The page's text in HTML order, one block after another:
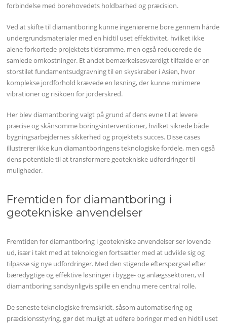
forbindelse med borehovedets holdbarhed og præcision.
Ved at skifte til diamantboring kunne ingeniørerne bore gennem hårde
undergrundsmaterialer med en hidtil uset effektivitet, hvilket ikke
alene forkortede projektets tidsramme, men også reducerede de
samlede omkostninger. Et andet bemærkelsesværdigt tilfælde er en
storstilet fundamentsudgravning til en skyskraber i Asien, hvor
komplekse jordforhold krævede en løsning, der kunne minimere
vibrationer og risikoen for jorderskred.
Her blev diamantboring valgt på grund af dens evne til at levere
præcise og skånsomme boringsinterventioner, hvilket sikrede både
bygningsarbejdernes sikkerhed og projektets succes. Disse cases
illustrerer ikke kun diamantboringens teknologiske fordele, men også
dens potentiale til at transformere geotekniske udfordringer til
muligheder.
Fremtiden for diamantboring i
geotekniske anvendelser
Fremtiden for diamantboring i geotekniske anvendelser ser lovende
ud, især i takt med at teknologien fortsætter med at udvikle sig og
tilpasse sig nye udfordringer. Med den stigende efterspørgsel efter
bæredygtige og effektive løsninger i bygge- og anlægssektoren, vil
diamantboring sandsynligvis spille en endnu mere central rolle.
De seneste teknologiske fremskridt, såsom automatisering og
præcisionsstyring, gør det muligt at udføre boringer med en hidtil uset